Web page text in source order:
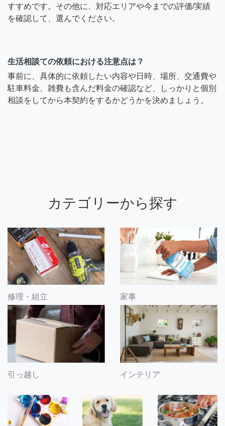
すすめです。その他に、対応エリアや今までの評価/実績
を確認して、選んでください。
生活相談ての依頼における注意点は？
事前に、具体的に依頼したい内容や日時、場所、交通費や
駐車料金、雑費も含んだ料金の確認など、しっかりと個別
相談をしてから本契約をするかどうかを決めましょう。
カテゴリーから探す
修理・組立 家事
引っ越し インテリア